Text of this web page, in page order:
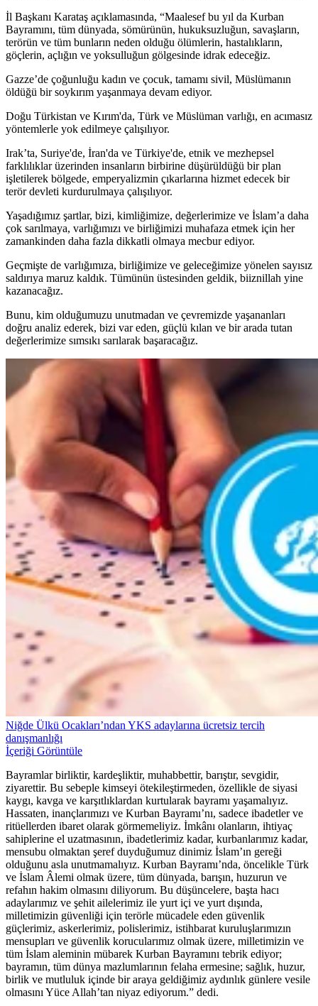
İl Başkanı Karataş açıklamasında, “Maalesef bu yıl da Kurban
Bayramını, tüm dünyada, sömürünün, hukuksuzluğun, savaşların,
terörün ve tüm bunların neden olduğu ölümlerin, hastalıkların,
göçlerin, açlığın ve yoksulluğun gölgesinde idrak edeceğiz.
Gazze’de çoğunluğu kadın ve çocuk, tamamı sivil, Müslümanın
öldüğü bir soykırım yaşanmaya devam ediyor.
Doğu Türkistan ve Kırım'da, Türk ve Müslüman varlığı, en acımasız
yöntemlerle yok edilmeye çalışılıyor.
Irak’ta, Suriye'de, İran'da ve Türkiye'de, etnik ve mezhepsel
farklılıklar üzerinden insanların birbirine düşürüldüğü bir plan
işletilerek bölgede, emperyalizmin çıkarlarına hizmet edecek bir
terör devleti kurdurulmaya çalışılıyor.
Yaşadığımız şartlar, bizi, kimliğimize, değerlerimize ve İslam’a daha
çok sarılmaya, varlığımızı ve birliğimizi muhafaza etmek için her
zamankinden daha fazla dikkatli olmaya mecbur ediyor.
Geçmişte de varlığımıza, birliğimize ve geleceğimize yönelen sayısız
saldırıya maruz kaldık. Tümünün üstesinden geldik, biiznillah yine
kazanacağız.
Bunu, kim olduğumuzu unutmadan ve çevremizde yaşananları
doğru analiz ederek, bizi var eden, güçlü kılan ve bir arada tutan
değerlerimize sımsıkı sarılarak başaracağız.
Niğde Ülkü Ocakları’ndan YKS adaylarına ücretsiz tercih
danışmanlığı
İçeriği Görüntüle
Bayramlar birliktir, kardeşliktir, muhabbettir, barıştır, sevgidir,
ziyarettir. Bu sebeple kimseyi ötekileştirmeden, özellikle de siyasi
kaygı, kavga ve karşıtlıklardan kurtularak bayramı yaşamalıyız.
Hassaten, inançlarımızı ve Kurban Bayramı’nı, sadece ibadetler ve
ritüellerden ibaret olarak görmemeliyiz. İmkânı olanların, ihtiyaç
sahiplerine el uzatmasının, ibadetlerimiz kadar, kurbanlarımız kadar,
mensubu olmaktan şeref duyduğumuz dinimiz İslam’ın gereği
olduğunu asla unutmamalıyız. Kurban Bayramı’nda, öncelikle Türk
ve İslam Âlemi olmak üzere, tüm dünyada, barışın, huzurun ve
refahın hakim olmasını diliyorum. Bu düşüncelere, başta hacı
adaylarımız ve şehit ailelerimiz ile yurt içi ve yurt dışında,
milletimizin güvenliği için terörle mücadele eden güvenlik
güçlerimiz, askerlerimiz, polislerimiz, istihbarat kuruluşlarımızın
mensupları ve güvenlik korucularımız olmak üzere, milletimizin ve
tüm İslam aleminin mübarek Kurban Bayramını tebrik ediyor;
bayramın, tüm dünya mazlumlarının felaha ermesine; sağlık, huzur,
birlik ve mutluluk içinde bir araya geldiğimiz aydınlık günlere vesile
olmasını Yüce Allah’tan niyaz ediyorum.” dedi.